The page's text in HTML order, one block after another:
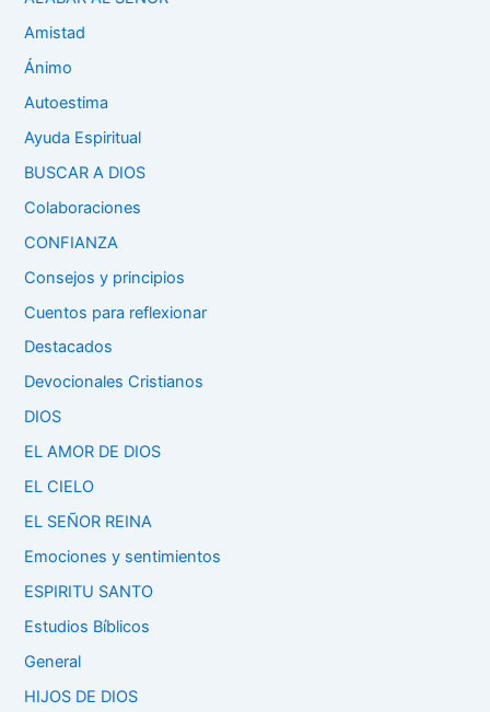
Amistad
Ánimo
Autoestima
Ayuda Espiritual
BUSCAR A DIOS
Colaboraciones
CONFIANZA
Consejos y principios
Cuentos para reflexionar
Destacados
Devocionales Cristianos
DIOS
EL AMOR DE DIOS
EL CIELO
EL SEÑOR REINA
Emociones y sentimientos
ESPIRITU SANTO
Estudios Bíblicos
General
HIJOS DE DIOS